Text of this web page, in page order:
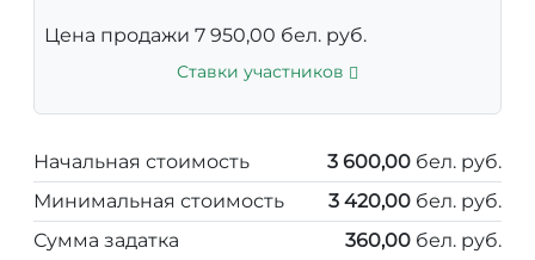
Цена продажи 7 950,00 бел. руб.
Ставки участников
Начальная стоимость 3 600,00 бел. руб.
Минимальная стоимость
3 420,00 бел. руб.
Сумма задатка
360,00 бел. руб.